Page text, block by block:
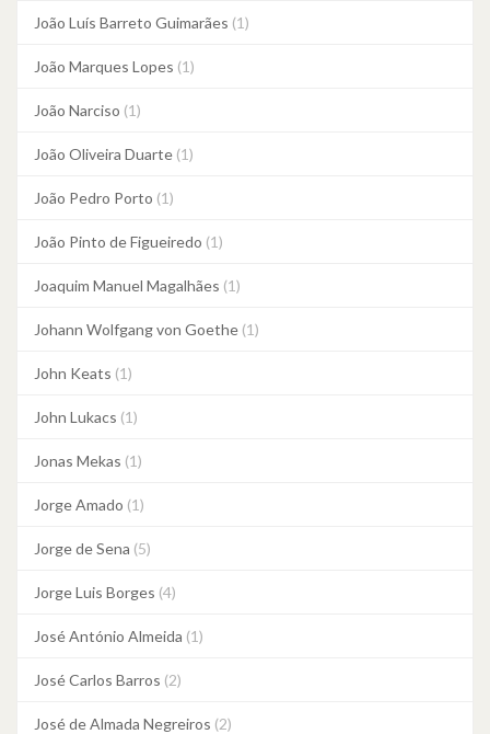
João Luís Barreto Guimarães (1)
João Marques Lopes (1)
João Narciso (1)
João Oliveira Duarte (1)
João Pedro Porto (1)
João Pinto de Figueiredo (1)
Joaquim Manuel Magalhães (1)
Johann Wolfgang von Goethe (1)
John Keats (1)
John Lukacs (1)
Jonas Mekas (1)
Jorge Amado (1)
Jorge de Sena (5)
Jorge Luis Borges (4)
José António Almeida (1)
José Carlos Barros (2)
José de Almada Negreiros (2)